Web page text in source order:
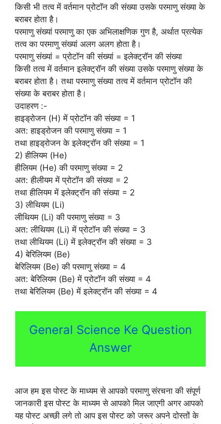
किसी भी तत्व में वर्तमान प्रोटॉन की संख्या उसके परमाणु संख्या के
बराबर होता है।
परमाणु संख्यां परमाणु का एक अभिलाक्षणिक गुण है, अर्थात प्रत्येक
तत्व का परमाणु संख्यां अलग अलग होता है।
परमाणु संख्यां = प्रोटॉन की संख्यां = इलेक्ट्रॉन की संख्या
किसी तत्व में वर्तमान इलेक्ट्रॉन की संख्या उसके परमाणु संख्या के
बराबर होता है। तथा परमाणु संख्या तत्व में वर्तमान प्रोटॉन की
संख्या के बराबर होता है।
उदाहरण :-
हाइड्रोजन (H) में प्रोटॉन की संख्या = 1
अत: हाइड्रोजन की परमाणु संख्या = 1
तथा हाइड्रोजन के इलेक्ट्रॉन की संख्या = 1
2) हीलियम (He)
हीलियम (He) की परमाणु संख्या = 2
अत: हीलीयम में प्रोटॉन की संख्या = 2
तथा हीलियम में इलेक्ट्रॉन की संख्या = 2
3) लीथियम (Li)
लीथियम (Li) की परमाणु संख्या = 3
अत: लीथियम (Li) में प्रोटॉन की संख्या = 3
तथा लीथियम (Li) में इलेक्ट्रॉन की संख्या = 3
4) बेरिलियम (Be)
बेरिलियम (Be) की परमाणु संख्या = 4
अत: बेरिलियम (Be) में प्रोटॉन की संख्या = 4
तथा बेरिलियम (Be) में इलेक्ट्रॉन की संख्या = 4
General Science Ke Question
Answer
आज हम इस पोस्ट के माध्यम से आपको परमाणु संरचना की संपूर्ण
जानकारी इस पोस्ट के माध्यम से आपको मिल जाएगी अगर आपको
यह पोस्ट अच्छी लगे तो आप इस पोस्ट को जरूर अपने दोस्तों के